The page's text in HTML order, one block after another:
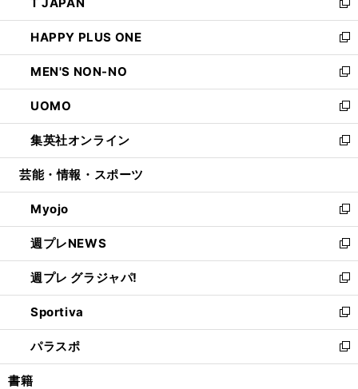
で
開
く
ド
ウ
で
開
く
ィ
ン
ド
ウ
で
開
く
い
ウ
ィ
ン
ド
ウ
で
開
く
新
し
い
ウ
ィ
ン
ド
ウ
で
開
HAPPY PLUS ONE
新
し
い
ウ
ィ
ン
ド
ウ
開
く
MEN'S NON-NO
新
し
い
ウ
ィ
ン
ウ
で
開
く
UOMO
新
し
い
ウ
ン
ド
ウ
で
開
く
集英社オンライン
新
し
ウ
ィ
ン
ド
ウ
で
開
く
芸能・情報・スポーツ
Myojo
新
し
い
ウ
ィ
ン
ド
ウ
で
開
週プレNEWS
新
し
い
ウ
ィ
ン
ド
ウ
週プレ グラジャパ!
新
し
い
ウ
ィ
ン
Sportiva
新
し
い
ウ
パラスポ
新
し
書籍